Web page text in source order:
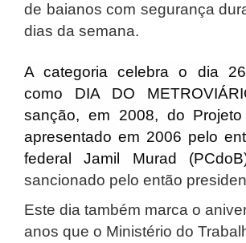
de baianos com segurança
dias da semana.
A categoria celebra o dia
como DIA DO
sanção, em 2008, do
apresentado em 2006 pelo
federal Jamil Murad
sancionado pelo então
Este dia também marca o
anos que o Ministério do